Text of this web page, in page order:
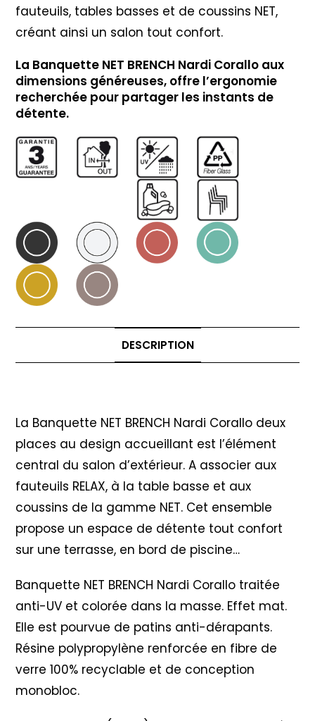
fauteuils, tables basses et de coussins NET,
créant ainsi un salon tout confort.
La Banquette NET BRENCH Nardi Corallo aux
dimensions généreuses, offre l’ergonomie
recherchée pour partager les instants de
détente.
DESCRIPTION
La Banquette NET BRENCH Nardi Corallo deux
places au design accueillant est l’élément
central du salon d’extérieur. A associer aux
fauteuils RELAX, à la table basse et aux
coussins de la gamme NET. Cet ensemble
propose un espace de détente tout confort
sur une terrasse, en bord de piscine…
Banquette NET BRENCH Nardi Corallo traitée
anti-UV et colorée dans la masse. Effet mat.
Elle est pourvue de patins anti-dérapants.
Résine polypropylène renforcée en fibre de
verre 100% recyclable et de conception
monobloc.